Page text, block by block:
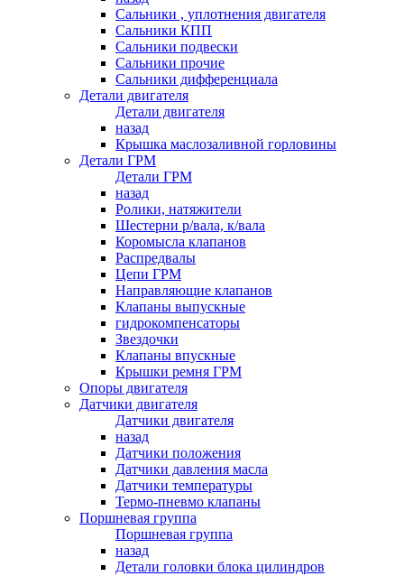
Сальники , уплотнения двигателя
Сальники КПП
Сальники подвески
Сальники прочие
Сальники дифференциала
Детали двигателя
Детали двигателя
назад
Крышка маслозаливной горловины
Детали ГРМ
Детали ГРМ
назад
Ролики, натяжители
Шестерни р/вала, к/вала
Коромысла клапанов
Распредвалы
Цепи ГРМ
Направляющие клапанов
Клапаны выпускные
гидрокомпенсаторы
Звездочки
Клапаны впускные
Крышки ремня ГРМ
Опоры двигателя
Датчики двигателя
Датчики двигателя
назад
Датчики положения
Датчики давления масла
Датчики температуры
Термо-пневмо клапаны
Поршневая группа
Поршневая группа
назад
Детали головки блока цилиндров